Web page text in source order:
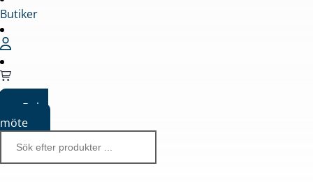
Butiker
Boka
möte